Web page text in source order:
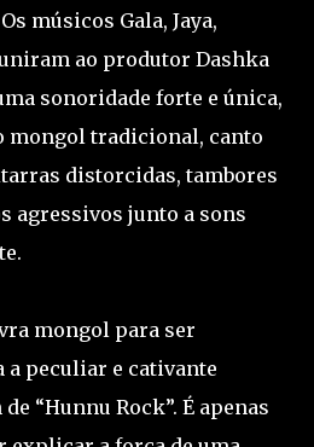
músicos Gala, Jaya,
ao produtor Dashka
sonoridade forte e única,
mongol tradicional, canto
distorcidas, tambores
agressivos junto a sons
mongol para ser
peculiar e cativante
“Hunnu Rock”. É apenas